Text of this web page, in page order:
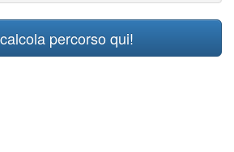
percorso qui!